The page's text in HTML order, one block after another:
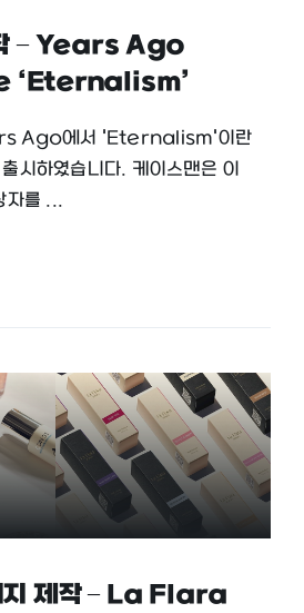
– Years Ago
Ago에서 'Eternalism'이란
시하였습니다. 케이스맨은 이
자를 ...
지 제작 – La Flara